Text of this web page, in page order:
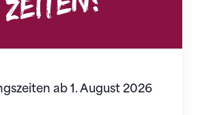
ab 1. August 2026